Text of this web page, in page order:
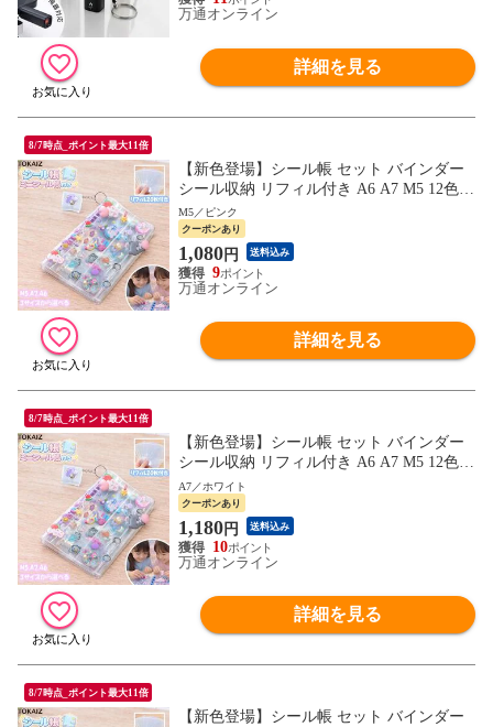
万通オンライン
詳細を見る
8/7時点_ポイント最大11倍
【新色登場】シール帳 セット バインダー
シール収納 リフィル付き A6 A7 M5 12色
クリア シールバインダー 手帳 持ち運び ミ
ニサイズ 透明 推し活グッズ ステッカー 収
納ファイル
M5／ピンク
クーポンあり
1,080円 送料込み
9
万通オンライン
詳細を見る
8/7時点_ポイント最大11倍
【新色登場】シール帳 セット バインダー
シール収納 リフィル付き A6 A7 M5 12色
クリア シールバインダー 手帳 持ち運び ミ
ニサイズ 透明 推し活グッズ ステッカー 収
納ファイル
A7／ホワイト
クーポンあり
1,180円 送料込み
10
万通オンライン
詳細を見る
8/7時点_ポイント最大11倍
【新色登場】シール帳 セット バインダー